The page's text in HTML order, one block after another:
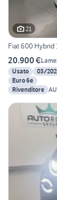
21
Fiat 600 Hybrid
20.900 €
Usato
03/
Euro 6e
Rivenditore